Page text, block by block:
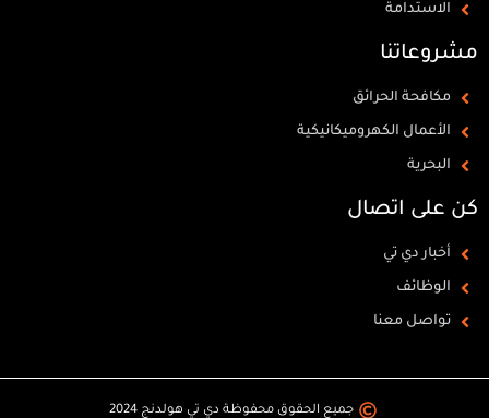
الاستدامة
مشروعاتنا
مكافحة الحرائق
الأعمال الكهروميكانيكية
البحرية
كن على اتصال
أخبار دي تي
الوظائف
تواصل معنا
جميع الحقوق محفوظة دي تي هولدنج 2024